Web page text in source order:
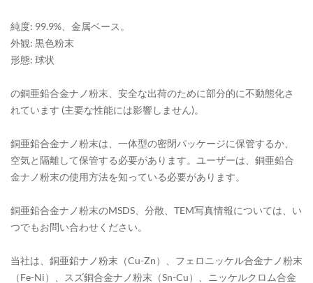
純度: 99.9%、金属ベース。
外観: 黒色粉末
形態: 球状
の銅亜鉛合金ナノ粉末、安全な出荷のために部分的に不動態化さ
れています (主要な性能には影響しません)。
銅亜鉛合金ナノ粉末は、一体型の密閉パッケージに保管するか、
空気と隔離して保管する必要があります。ユーザーは、銅亜鉛合
金ナノ粉末の使用方法を知っている必要があります。
銅亜鉛合金ナノ粉末のMSDS、分散、TEM写真情報については、い
つでもお問い合わせください。
当社は、銅亜鉛ナノ粉末（Cu-Zn）、フェロニッケル合金ナノ粉末
（Fe-Ni）、スズ銅合金ナノ粉末（Sn-Cu）、ニッケルクロム合金